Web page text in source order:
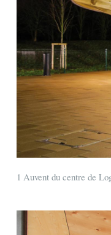
1 Auvent du centre de